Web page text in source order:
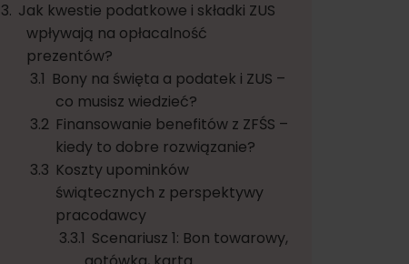
Jak kwestie podatkowe i składki ZUS
wpływają na opłacalność
prezentów?
Bony na święta a podatek i ZUS –
co musisz wiedzieć?
Finansowanie benefitów z ZFŚS –
kiedy to dobre rozwiązanie?
Koszty upominków
świątecznych z perspektywy
pracodawcy
Scenariusz 1: Bon towarowy,